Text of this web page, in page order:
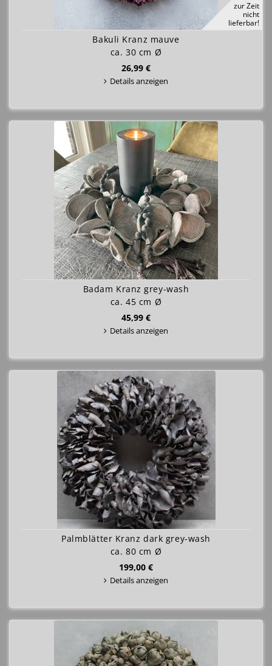
zur Zeit
nicht
lieferbar!
Bakuli Kranz mauve
ca. 30 cm Ø
26,99 €
Details anzeigen
Badam Kranz grey-wash
ca. 45 cm Ø
45,99 €
Details anzeigen
Palmblätter Kranz dark grey-wash
ca. 80 cm Ø
199,00 €
Details anzeigen